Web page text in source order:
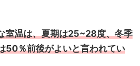
室温は、夏期は25~28度、冬季
50％前後がよいと言われてい